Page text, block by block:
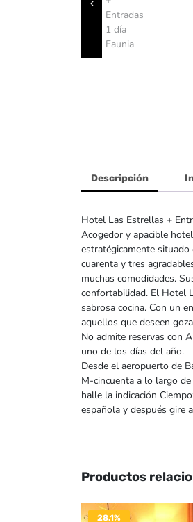
Descripción
Hotel Las Estrellas +
Acogedor y apacible
estratégicamente
cuarenta y tres
muchas comodidades.
confortabilidad. El Hotel
sabrosa cocina. Con un
aquellos que deseen
No admite reservas con
uno de los días del año.
Desde el aeropuerto de
M-cincuenta a lo largo
halle la indicación
española y después gire
Productos
28.1%